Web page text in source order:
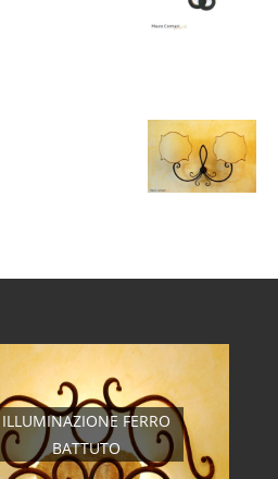
ILLUMINAZIONE FERRO
BATTUTO